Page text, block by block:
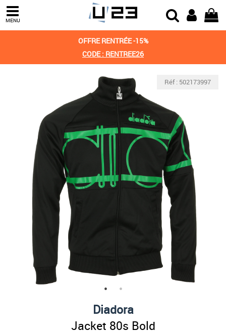
MENU
OFFRE RENTRÉE -15%
CODE : RENTREE26
Réf : 502173997
Diadora
Jacket 80s Bold